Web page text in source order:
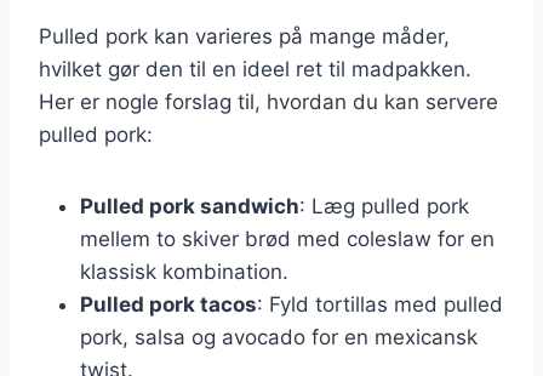
Pulled pork kan varieres på mange måder,
hvilket gør den til en ideel ret til madpakken.
Her er nogle forslag til, hvordan du kan servere
pulled pork:
Pulled pork sandwich: Læg pulled pork
mellem to skiver brød med coleslaw for en
klassisk kombination.
Pulled pork tacos: Fyld tortillas med pulled
pork, salsa og avocado for en mexicansk
twist.